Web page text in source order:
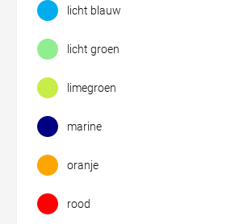
licht blauw
licht groen
limegroen
marine
oranje
rood